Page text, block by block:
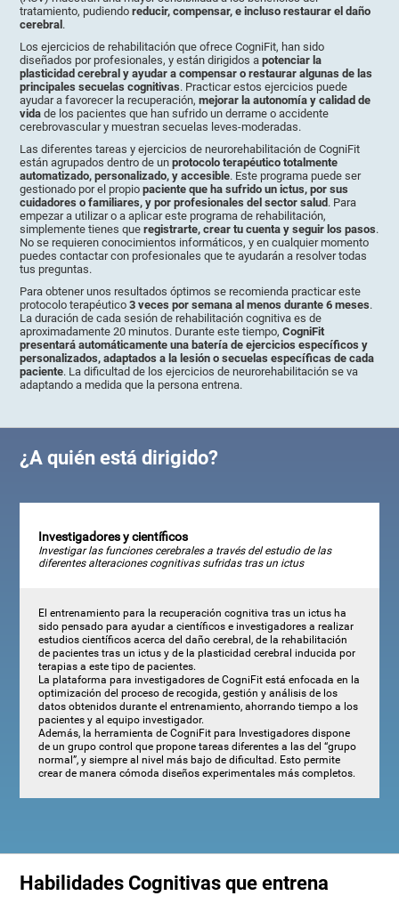
tratamiento, pudiendoreducir, compensar, e incluso restaurar el daño
cerebral .
Los ejercicios de rehabilitación que ofrece CogniFit, han sido
diseñados por profesionales, y están dirigidos apotenciar la
plasticidad cerebral y ayudar a compensar o restaurar algunas de las
principales secuelas cognitivas. Practicar estos ejercicios puede
ayudar a favorecer la recuperación,mejorar la autonomía y calidad de
vida de los pacientes que han sufrido un derrame o accidente
cerebrovascular y muestran secuelas leves-moderadas.
Las diferentes tareas y ejercicios de neurorehabilitación de CogniFit
están agrupados dentro de unprotocolo terapéutico totalmente
automatizado, personalizado, y accesible. Este programa puede ser
gestionado por el propiopaciente que ha sufrido un ictus, por sus
cuidadores o familiares, y por profesionales del sector salud . Para
empezar a utilizar o a aplicar este programa de rehabilitación,
simplemente tienes queregistrarte, crear tu cuenta y seguir los pasos.
No se requieren conocimientos informáticos, y en cualquier momento
puedes contactar con profesionales que te ayudarán a resolver todas
tus preguntas.
Para obtener unos resultados óptimos se recomienda practicar este
protocolo terapéutico3 veces por semana al menos durante 6 meses.
La duración de cada sesión de rehabilitación cognitiva es de
aproximadamente 20 minutos. Durante este tiempo,CogniFit
presentará automáticamente una batería de ejercicios específicos y
personalizados, adaptados a la lesión o secuelas específicas de cada
paciente. La dificultad de los ejercicios de neurorehabilitación se va
adaptando a medida que la persona entrena.
¿A quién está dirigido?
Investigadores y científicos
Investigar las funciones cerebrales a través del estudio de las
diferentes alteraciones cognitivas sufridas tras un ictus
El entrenamiento para la recuperación cognitiva tras un ictus ha
sido pensado para ayudar a científicos e investigadores a realizar
estudios científicos acerca del daño cerebral, de la rehabilitación
de pacientes tras un ictus y de la plasticidad cerebral inducida por
terapias a este tipo de pacientes.
La plataforma para investigadores de CogniFit está enfocada en la
optimización del proceso de recogida, gestión y análisis de los
datos obtenidos durante el entrenamiento, ahorrando tiempo a los
pacientes y al equipo investigador.
Además, la herramienta de CogniFit para Investigadores dispone
de un grupo control que propone tareas diferentes a las del “grupo
normal”, y siempre al nivel más bajo de dificultad. Esto permite
crear de manera cómoda diseños experimentales más completos.
Habilidades Cognitivas que entrena